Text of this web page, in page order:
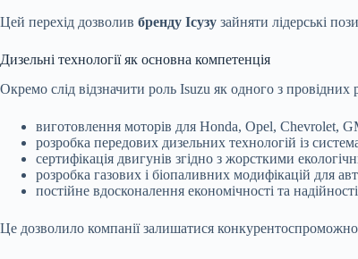
Цей перехід дозволив бренду Ісузу зайняти лідерські
Дизельні технології як основна компетенція
Окремо слід відзначити роль Isuzu як одного з провідних
виготовлення моторів для Honda, Opel, Chevrolet,
розробка передових дизельних технологій із
сертифікація двигунів згідно з жорсткими
розробка газових і біопаливних модифікацій для
постійне вдосконалення економічності та
Це дозволило компанії залишатися